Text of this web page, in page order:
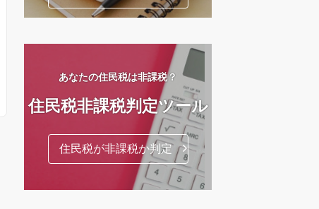
あなたの住民税は非課税？
住民税非課税判定ツール
住民税が非課税か判定